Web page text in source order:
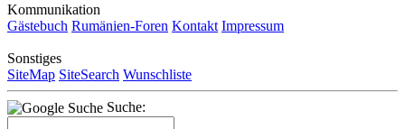
Kommunikation
Gästebuch Rumänien-Foren Kontakt Impressum
Sonstiges
SiteMap SiteSearch Wunschliste
Suche: